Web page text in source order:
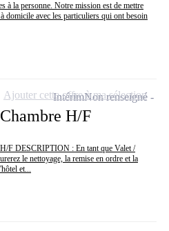
à la personne. Notre mission est de mettre
domicile avec les particuliers qui ont besoin
H/F
F DESCRIPTION : En tant que Valet /
le nettoyage, la remise en ordre et la
et...
IntérimNon renseigné
Ajouter cette offre à ma sélection